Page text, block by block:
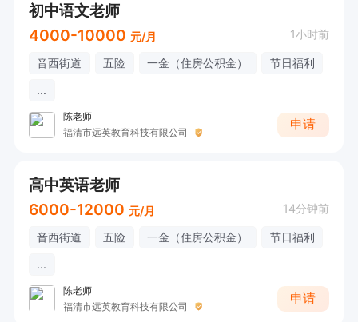
初中语文老师
4000-10000 元/月 1小时前
音西街道 五险 一金（住房公积金）
节日福利
...
陈老师
福清市远英教育科技有限公司
申请
高中英语老师
6000-12000 元/月 14分钟前
音西街道 五险 一金（住房公积金）
节日福利
...
陈老师
福清市远英教育科技有限公司
申请